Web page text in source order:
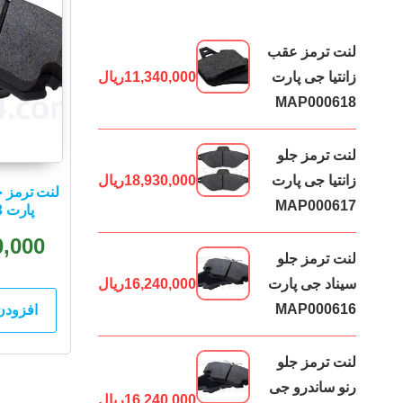
پارت MAP000613
لنت ترمز عقب
زانتیا جی پارت
MAP000618
11,340,000ریال
لنت ترمز جلو
زانتیا جی پارت
MAP000617
18,930,000ریال
لنت ترمز جلو
سیناد جی پارت
MAP000616
16,240,000ریال
لنت ترمز جلو
رنو ساندرو جی
16,240,000ریال